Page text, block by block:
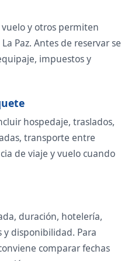
y otros permiten
Paz. Antes de reservar se
impuestos y
hospedaje, traslados,
transporte entre
de viaje y vuelo cuando
duración, hotelería,
y disponibilidad. Para
comparar fechas